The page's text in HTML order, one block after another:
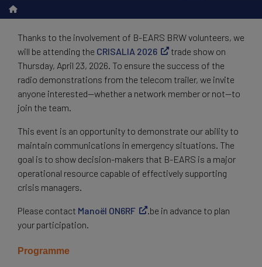
Thanks to the involvement of B-EARS BRW volunteers, we
will be attending the CRISALIA 2026
trade show on
Thursday, April 23, 2026. To ensure the success of the
radio demonstrations from the telecom trailer, we invite
anyone interested—whether a network member or not—to
join the team.
This event is an opportunity to demonstrate our ability to
maintain communications in emergency situations. The
goal is to show decision-makers that B-EARS is a major
operational resource capable of effectively supporting
crisis managers.
Please contact Manoël ON6RF
.be in advance to plan
your participation.
Programme